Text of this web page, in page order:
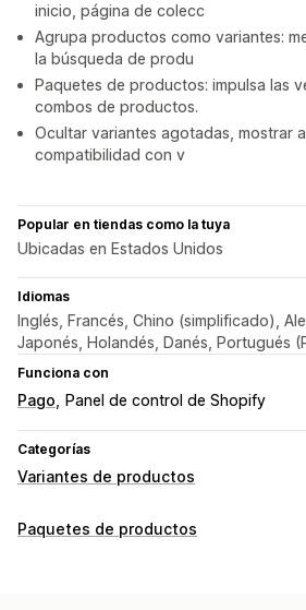
inicio, página de colecc
Agrupa productos como variantes:
la búsqueda de produ
Paquetes de productos: impulsa las
combos de productos.
Ocultar variantes agotadas, mostrar
compatibilidad con v
Popular en tiendas como la tuya
Ubicadas en Estados Unidos
Idiomas
Inglés, Francés, Chino (simplificado),
Japonés, Holandés, Danés, Portugués
Funciona con
Pago Panel de control de Shopify
Categorías
Variantes de productos
Personalización
Paquetes de productos